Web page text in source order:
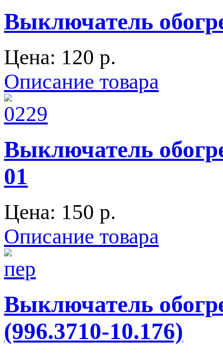
Выключатель
Цена: 120 p.
Описание товара
Выключатель
01
Цена: 150 p.
Описание товара
Выключатель
(996.3710-10.176)